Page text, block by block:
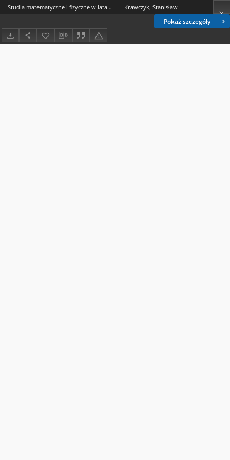
Pokaż szczegóły
Studia matematyczne i fizyczne w latach 1944-1994 Krawczyk, Stanisław